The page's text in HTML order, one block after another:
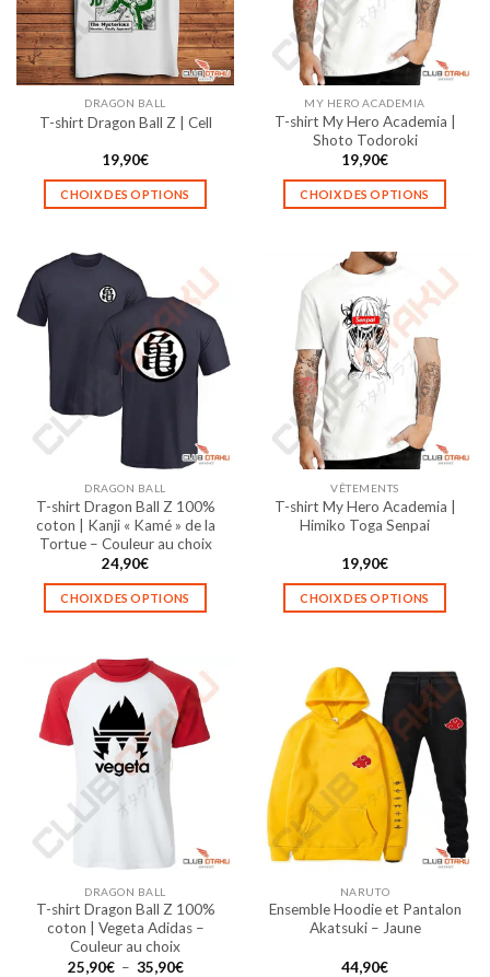
DRAGON BALL
T-shirt Dragon Ball Z | Cell
19,90€
CHOIX DES OPTIONS
a
plusieurs
variations.
Les
options
peuvent
la
page
du
produit
MY HERO ACADEMIA
T-shirt My Hero Academia |
Shoto Todoroki
19,90€
CHOIX DES OPTIONS
a
plusieurs
variations.
Les
options
peuvent
choisies
la
page
du
DRAGON BALL
T-shirt Dragon Ball Z 100%
coton | Kanji « Kamé » de la
Tortue – Couleur au choix
24,90€
CHOIX DES OPTIONS
a
plusieurs
variations.
Les
options
être
choisies
la
page
du
produit
VÊTEMENTS
T-shirt My Hero Academia |
Himiko Toga Senpai
19,90€
CHOIX DES OPTIONS
plusieurs
variations.
Les
options
peuvent
être
choisies
sur
page
du
DRAGON BALL
T-shirt Dragon Ball Z 100%
coton | Vegeta Adidas –
Couleur au choix
25,90€ – 35,90€Plage
NARUTO
Ensemble Hoodie et Pantalon
Akatsuki – Jaune
44,90€